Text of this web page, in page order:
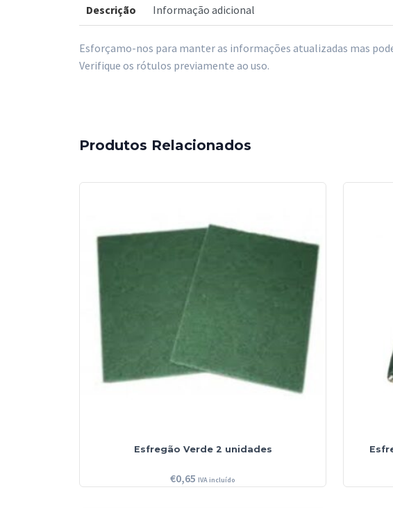
Descrição Informação adicional
Esforçamo-nos para manter as informações atualizadas mas
Verifique os rótulos previamente ao uso.
Produtos Relacionados
Esfregão Verde 2 unidades
€0,65 IVA incluído